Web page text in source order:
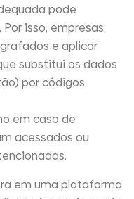
pode
isso, empresas
e aplicar
substitui os dados
por códigos
em caso de
acessados ou
em uma plataforma